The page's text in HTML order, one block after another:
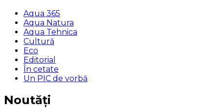
Aqua 365
Aqua Natura
Aqua Tehnica
Cultură
Eco
Editorial
În cetate
Un PIC de vorbă
Noutăți